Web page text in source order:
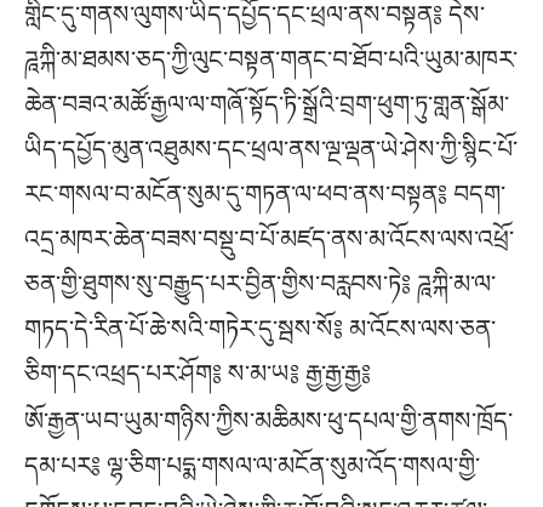
གླིང་དུ་གནས་ལུགས་ཡིད་དཔྱོད་དང་ཕྲལ་ནས་བསྟན༔ དེས་
ཌཱཀྐི་མ་ཐམས་ཅད་ཀྱི་ལུང་བསྟན་གནང་བ་ཐོབ་པའི་ཡུམ་མཁར་
ཆེན་བཟའ་མཚོ་རྒྱལ་ལ་གཞོ་སྟོད་ཏི་སྒྲོའི་བྲག་ཕུག་ཏུ་གླན་སྒོམ་
ཡིད་དཔྱོད་མུན་འཐུམས་དང་ཕྲལ་ནས་ལྔ་ལྡན་ཡེ་ཤེས་ཀྱི་སྙིང་པོ་
རང་གསལ་བ་མངོན་སུམ་དུ་གཏན་ལ་ཕབ་ནས་བསྟན༔ བདག་
འདྲ་མཁར་ཆེན་བཟས་བསྡུ་བ་པོ་མཛད་ནས་མ་འོངས་ལས་འཕྲོ་
ཅན་གྱི་ཐུགས་སུ་བརྒྱུད་པར་བྱིན་གྱིས་བརླབས་ཏེ༔ ཌཱཀྐི་མ་ལ་
གཏད་དེ་རིན་པོ་ཆེ་སའི་གཏེར་དུ་སྦས་སོ༔ མ་འོངས་ལས་ཅན་
ཅིག་དང་འཕྲད་པར་ཤོག༔ ས་མ་ཡ༔ རྒྱ་རྒྱ་རྒྱ༔
ཨོ་རྒྱན་ཡབ་ཡུམ་གཉིས་ཀྱིས་མཆིམས་ཕུ་དཔལ་གྱི་ནགས་ཁྲོད་
དམ་པར༔ ལྷ་ཅིག་པདྨ་གསལ་ལ་མངོན་སུམ་འོད་གསལ་གྱི་